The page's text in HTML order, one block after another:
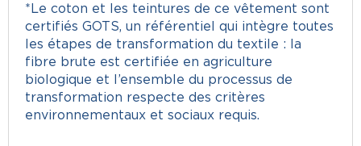
*Le coton et les teintures de ce vêtement sont
certifiés GOTS, un référentiel qui intègre toutes
les étapes de transformation du textile : la
fibre brute est certifiée en agriculture
biologique et l’ensemble du processus de
transformation respecte des critères
environnementaux et sociaux requis.